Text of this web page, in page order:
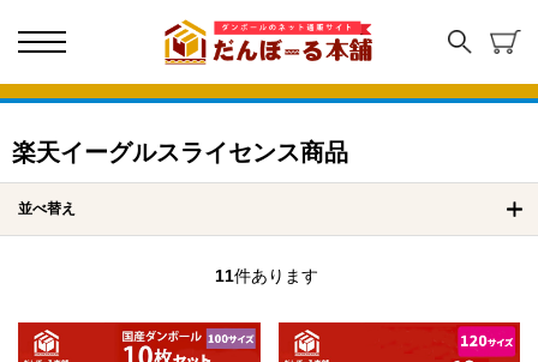
楽天イーグルスライセンス商品
並べ替え
11件あります